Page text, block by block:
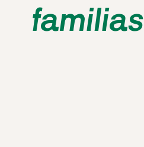
familias